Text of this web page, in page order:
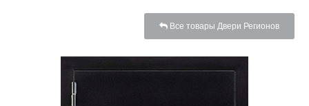
Все товары Двери Регионов